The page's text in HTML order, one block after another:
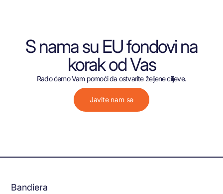
S nama su EU fondovi na
korak od Vas
Rado ćemo Vam pomoći da ostvarite željene ciljeve.
Javite nam se
Bandiera